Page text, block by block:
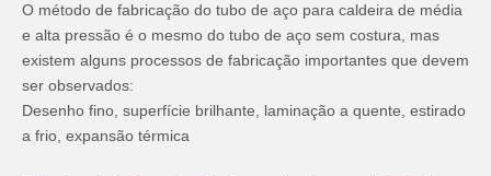
O método de fabricação do tubo de aço para caldeira de média
e alta pressão é o mesmo do tubo de aço sem costura, mas
existem alguns processos de fabricação importantes que devem
ser observados:
Desenho fino, superfície brilhante, laminação a quente, estirado
a frio, expansão térmica